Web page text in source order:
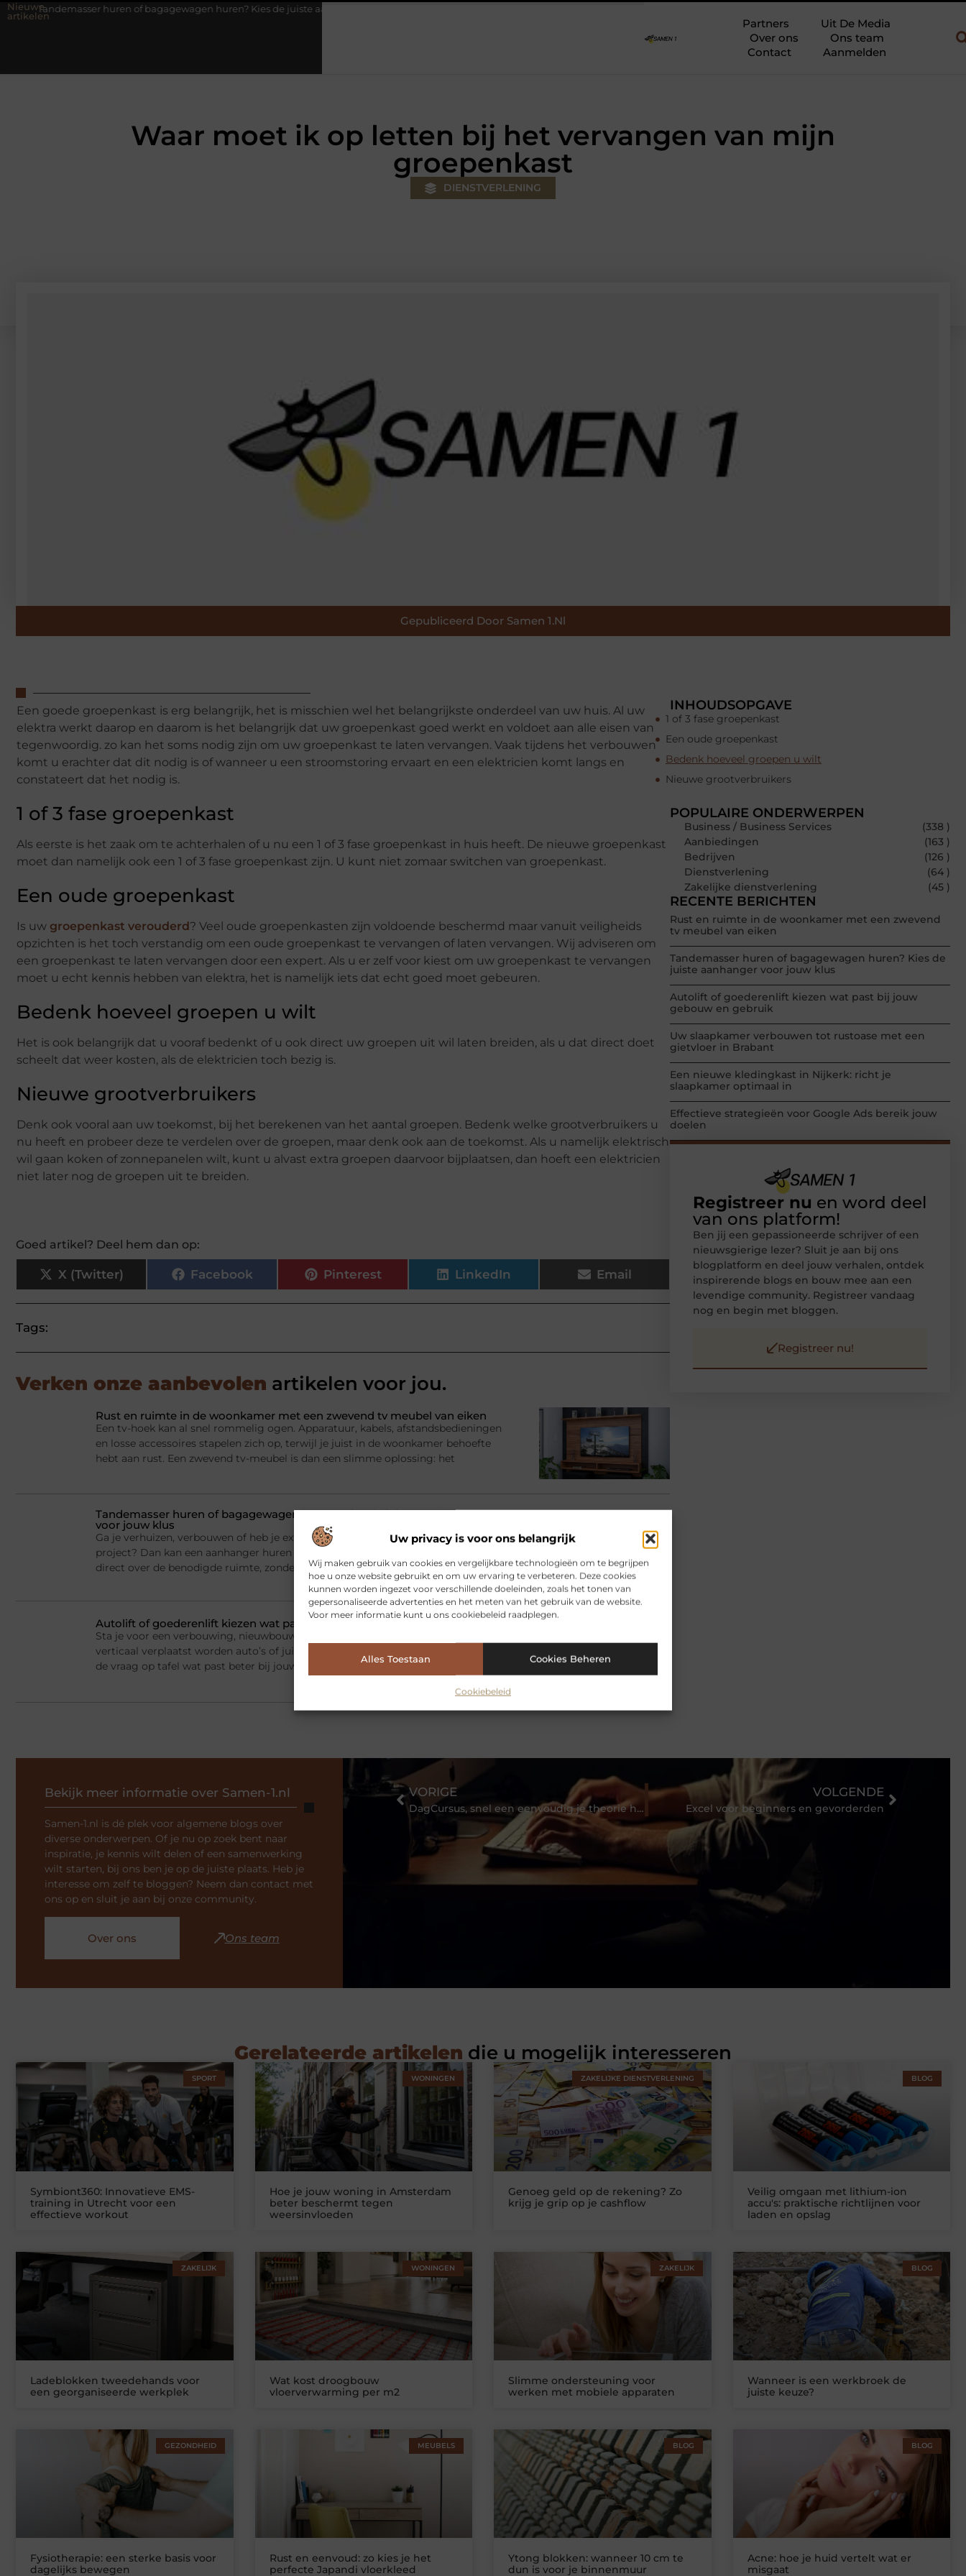
Uw privacy is voor ons belangrijk
Wij maken gebruik van cookies en vergelijkbare technologieën om te begrijpen
hoe u onze website gebruikt en om uw ervaring te verbeteren. Deze cookies
kunnen worden ingezet voor verschillende doeleinden, zoals het tonen van
gepersonaliseerde advertenties en het meten van het gebruik van de website.
Voor meer informatie kunt u ons cookiebeleid raadplegen.
Alles Toestaan Cookies Beheren
Cookiebeleid
Nieuwe
artikelen
huren of bagagewagen huren? Kies de juiste aanhanger voor jouw klus
Partners
Uit De Media
Over ons
Ons team
Contact
Aanmelden
Waar moet ik op letten bij het vervangen van mijn
groepenkast
DIENSTVERLENING
Gepubliceerd Door Samen 1.nl
Een goede groepenkast is erg belangrijk, het is misschien wel het belangrijkste onderdeel van uw huis. Al uw
elektra werkt daarop en daarom is het belangrijk dat uw groepenkast goed werkt en voldoet aan alle eisen van
tegenwoordig. zo kan het soms nodig zijn om uw groepenkast te laten vervangen. Vaak tijdens het verbouwen
komt u erachter dat dit nodig is of wanneer u een stroomstoring ervaart en een elektricien komt langs en
constateert dat het nodig is.
1 of 3 fase groepenkast
Als eerste is het zaak om te achterhalen of u nu een 1 of 3 fase groepenkast in huis heeft. De nieuwe groepenkast
moet dan namelijk ook een 1 of 3 fase groepenkast zijn. U kunt niet zomaar switchen van groepenkast.
Een oude groepenkast
Is uw groepenkast verouderd? Veel oude groepenkasten zijn voldoende beschermd maar vanuit veiligheids
opzichten is het toch verstandig om een oude groepenkast te vervangen of laten vervangen. Wij adviseren om
een groepenkast te laten vervangen door een expert. Als u er zelf voor kiest om uw groepenkast te vervangen
moet u echt kennis hebben van elektra, het is namelijk iets dat echt goed moet gebeuren.
Bedenk hoeveel groepen u wilt
Het is ook belangrijk dat u vooraf bedenkt of u ook direct uw groepen uit wil laten breiden, als u dat direct doet
scheelt dat weer kosten, als de elektricien toch bezig is.
Nieuwe grootverbruikers
Denk ook vooral aan uw toekomst, bij het berekenen van het aantal groepen. Bedenk welke grootverbruikers u
nu heeft en probeer deze te verdelen over de groepen, maar denk ook aan de toekomst. Als u namelijk elektrisch
wil gaan koken of zonnepanelen wilt, kunt u alvast extra groepen daarvoor bijplaatsen, dan hoeft een elektricien
niet later nog de groepen uit te breiden.
Goed artikel? Deel hem dan op:
X (Twitter) Facebook Pinterest LinkedIn Email
Tags:
Verken onze aanbevolen artikelen voor jou.
Rust en ruimte in de woonkamer met een zwevend tv meubel van eiken
Een tv-hoek kan al snel rommelig ogen. Apparatuur, kabels, afstandsbedieningen
en losse accessoires stapelen zich op, terwijl je juist in de woonkamer behoefte
hebt aan rust. Een zwevend tv-meubel is dan een slimme oplossing: het
Tandemasser huren of bagagewagen huren? Kies de juiste aanhanger
voor jouw klus
Ga je verhuizen, verbouwen of heb je extra laadruimte nodig voor een tijdelijk
project? Dan kan een aanhanger huren een slimme oplossing zijn. Je beschikt
direct over de benodigde ruimte, zonder dat je zelf een
Autolift of goederenlift kiezen wat past bij jouw gebouw en gebruik
Sta je voor een verbouwing, nieuwbouw of herinrichting en moet er iets
verticaal verplaatst worden auto’s of juist vracht en materialen Dan komt al snel
de vraag op tafel wat past beter bij jouw situatie
INHOUDSOPGAVE
1 of 3 fase groepenkast
Een oude groepenkast
Bedenk hoeveel groepen u wilt
Nieuwe grootverbruikers
POPULAIRE ONDERWERPEN
Business / Business Services
(338 )
Aanbiedingen
(163 )
Bedrijven
(126 )
Dienstverlening
(64 )
Zakelijke dienstverlening
(45 )
RECENTE BERICHTEN
Rust en ruimte in de woonkamer met een zwevend
tv meubel van eiken
Tandemasser huren of bagagewagen huren? Kies de
juiste aanhanger voor jouw klus
Autolift of goederenlift kiezen wat past bij jouw
gebouw en gebruik
Uw slaapkamer verbouwen tot rustoase met een
gietvloer in Brabant
Een nieuwe kledingkast in Nijkerk: richt je
slaapkamer optimaal in
Effectieve strategieën voor Google Ads bereik jouw
doelen
Registreer nu en word deel
van ons platform!
Ben jij een gepassioneerde schrijver of een
nieuwsgierige lezer? Sluit je aan bij ons
blogplatform en deel jouw verhalen, ontdek
inspirerende blogs en bouw mee aan een
levendige community. Registreer vandaag
nog en begin met bloggen.
Registreer nu!
Bekijk meer informatie over Samen-1.nl
Samen-1.nl is dé plek voor algemene blogs over
diverse onderwerpen. Of je nu op zoek bent naar
inspiratie, je kennis wilt delen of een samenwerking
wilt starten, bij ons ben je op de juiste plaats. Heb je
interesse om zelf te bloggen? Neem dan contact met
ons op en sluit je aan bij onze community.
Over ons Ons team
VORIGE
DagCursus, snel een eenvoudig je theorie halen
VOLGENDE
Excel voor beginners en gevorderden
Gerelateerde artikelen die u mogelijk interesseren
SPORT
Symbiont360: Innovatieve EMS-
training in Utrecht voor een
effectieve workout
WONINGEN
Hoe je jouw woning in Amsterdam
beter beschermt tegen
weersinvloeden
ZAKELIJKE DIENSTVERLENING
Genoeg geld op de rekening? Zo
krijg je grip op je cashflow
BLOG
Veilig omgaan met lithium-ion
accu's: praktische richtlijnen voor
laden en opslag
ZAKELIJK
Ladeblokken tweedehands voor
een georganiseerde werkplek
WONINGEN
Wat kost droogbouw
vloerverwarming per m2
ZAKELIJK
Slimme ondersteuning voor
werken met mobiele apparaten
BLOG
Wanneer is een werkbroek de
juiste keuze?
GEZONDHEID
Fysiotherapie: een sterke basis voor
dagelijks bewegen
MEUBELS
Rust en eenvoud: zo kies je het
perfecte Japandi vloerkleed
BLOG
Ytong blokken: wanneer 10 cm te
dun is voor je binnenmuur
BLOG
Acne: hoe je huid vertelt wat er
misgaat